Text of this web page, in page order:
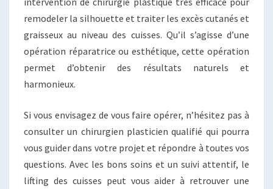
remodeler la silhouette et traiter les excès cutanés et
graisseux au niveau des cuisses. Qu’il s’agisse d’une
opération réparatrice ou esthétique, cette opération
permet d’obtenir des résultats naturels et
harmonieux.
Si vous envisagez de vous faire opérer, n’hésitez pas à
consulter un chirurgien plasticien qualifié qui pourra
vous guider dans votre projet et répondre à toutes vos
questions. Avec les bons soins et un suivi attentif, le
lifting des cuisses peut vous aider à retrouver une